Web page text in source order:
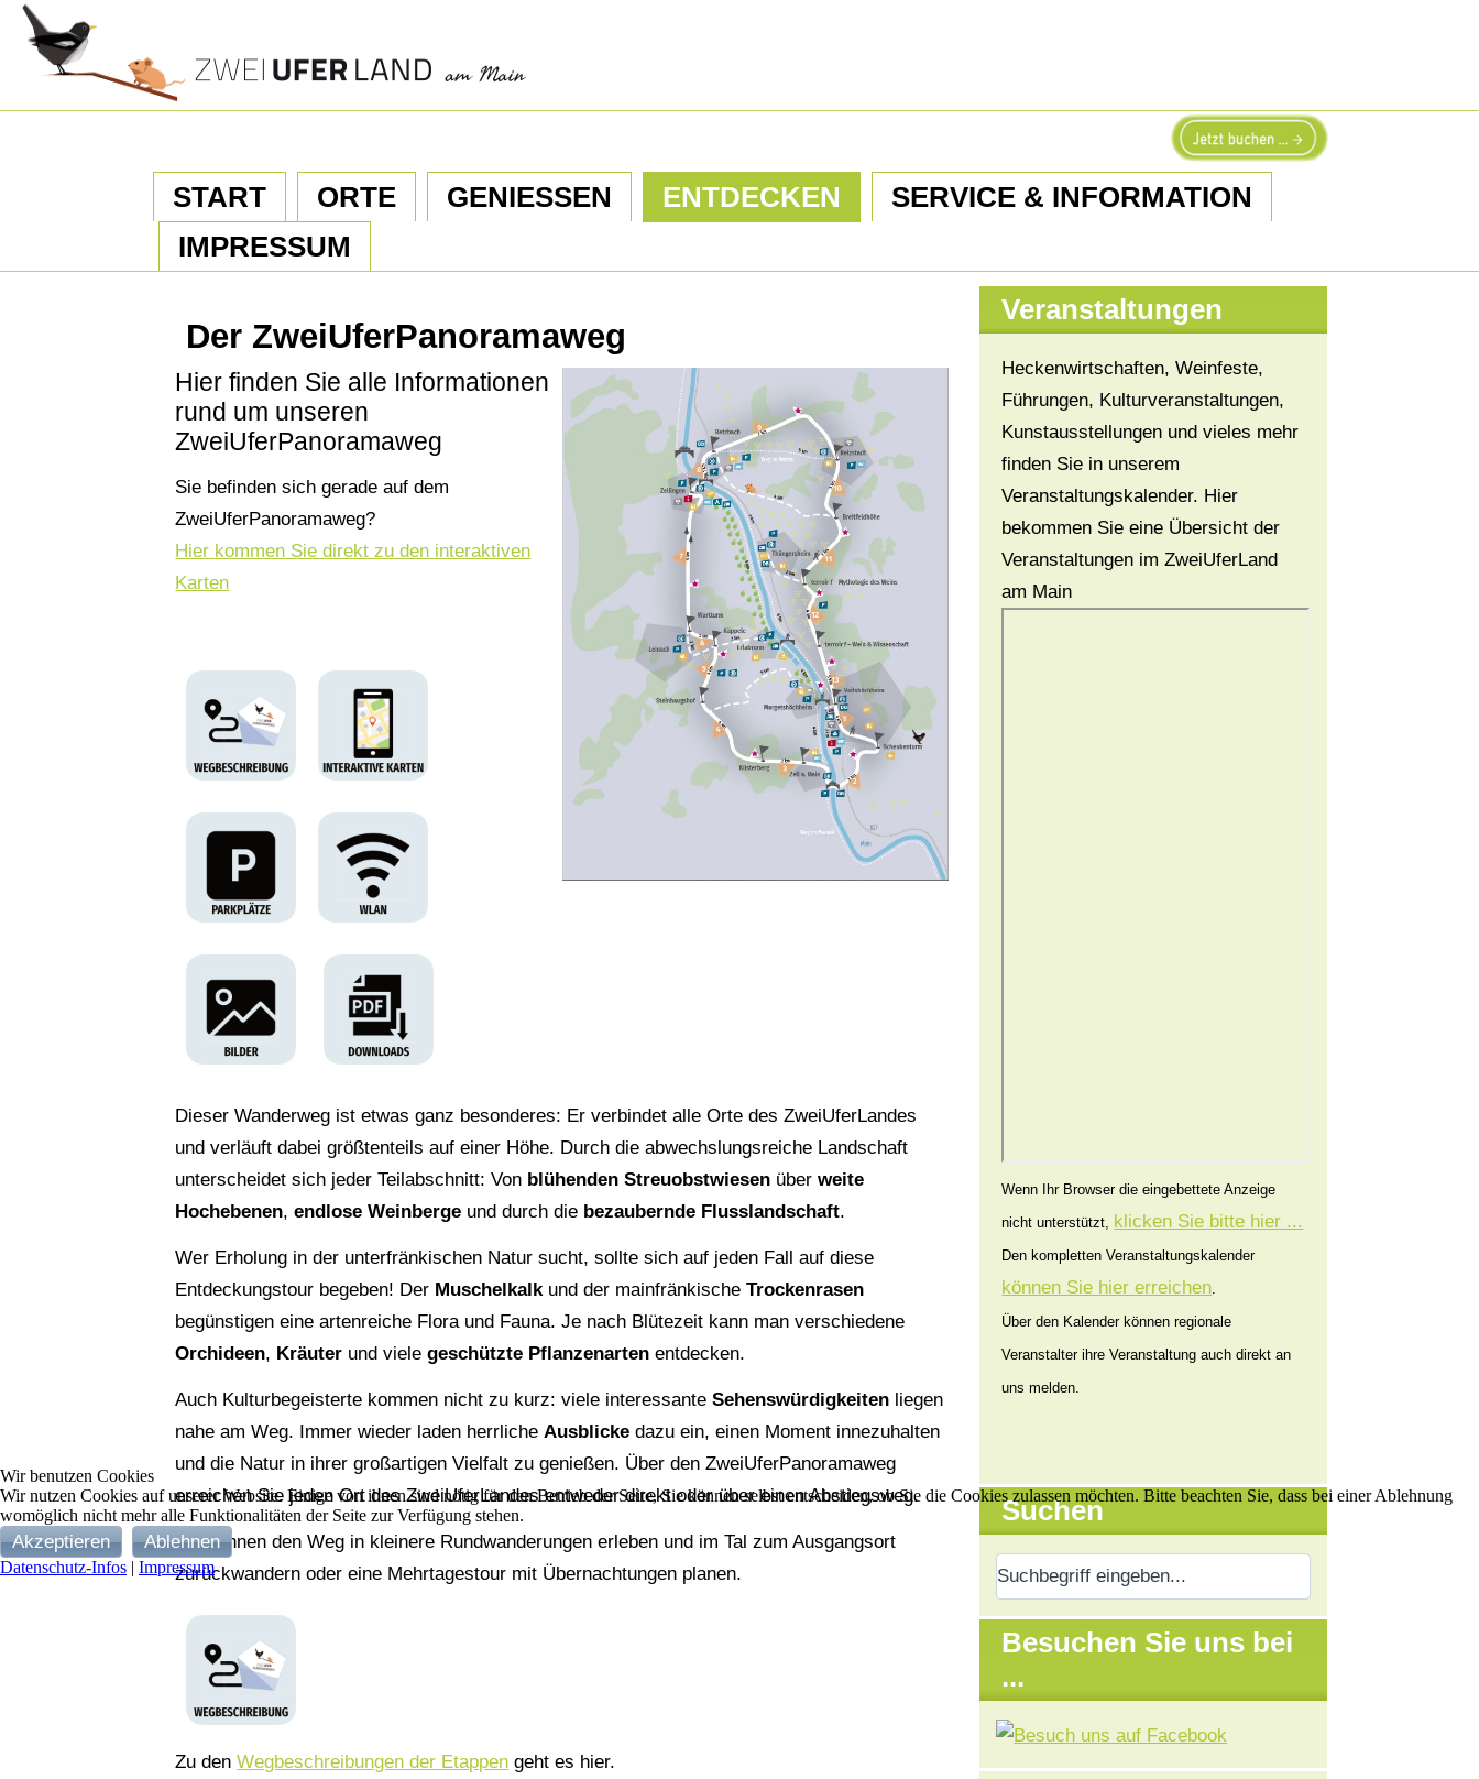
START ORTE GENIESSEN ENTDECKEN
SERVICE & INFORMATION
IMPRESSUM
Der ZweiUferPanoramaweg
Hier finden Sie alle Informationen
rund um unseren
ZweiUferPanoramaweg
Sie befinden sich gerade auf dem
ZweiUferPanoramaweg?
Hier kommen Sie direkt zu den interaktiven
Karten
Dieser Wanderweg ist etwas ganz besonderes: Er verbindet alle Orte des ZweiUferLandes
und verläuft dabei größtenteils auf einer Höhe. Durch die abwechslungsreiche Landschaft
unterscheidet sich jeder Teilabschnitt: Von blühenden Streuobstwiesen überweite
Hochebenen,endlose Weinberge und durch die bezaubernde Flusslandschaft.
Wer Erholung in der unterfränkischen Natur sucht, sollte sich auf jeden Fall auf diese
Entdeckungstour begeben! Der Muschelkalkund der mainfränkischeTrockenrasen
begünstigen eine artenreiche Flora und Fauna. Je nach Blütezeit kann man verschiedene
Orchideen, Kräuter und vielegeschützte Pflanzenarten entdecken.
Auch Kulturbegeisterte kommen nicht zu kurz: viele interessanteSehenswürdigkeiten liegen
nahe am Weg. Immer wieder laden herrlicheAusblicke dazu ein, einen Moment innezuhalten
und die Natur in ihrer großartigen Vielfalt zu genießen. Über den ZweiUferPanoramaweg
erreichen Sie jeden Ort des ZweiUferLandes entweder direkt oder über einen Abstiegsweg.
Sie können den Weg in kleinere Rundwanderungen erleben und im Tal zum Ausgangsort
zurückwandern oder eine Mehrtagestour mit Übernachtungen planen.
Zu denWegbeschreibungen der Etappen geht es hier.
Veranstaltungen
Heckenwirtschaften, Weinfeste,
Führungen, Kulturveranstaltungen,
Kunstausstellungen und vieles mehr
finden Sie in unserem
Veranstaltungskalender. Hier
bekommen Sie eine Übersicht der
Veranstaltungen im ZweiUferLand
am Main
Wenn Ihr Browser die eingebettete Anzeige
nicht unterstützt, klicken Sie bitte hier ...
Den kompletten Veranstaltungskalender
können Sie hier erreichen.
Über den Kalender können regionale
Veranstalter ihre Veranstaltung auch direkt an
uns melden.
Suchen
Besuchen Sie uns bei
...
Wir benutzen Cookies
Wir nutzen Cookies auf unserer Website. Einige von ihnen sind nötig für den Betrieb der Seite, Sie können selbst entscheiden, ob Sie die Cookies zulassen möchten. Bitte beachten Sie, dass bei einer Ablehnung
womöglich nicht mehr alle Funktionalitäten der Seite zur Verfügung stehen.
Akzeptieren Ablehnen
Datenschutz-Infos | Impressum